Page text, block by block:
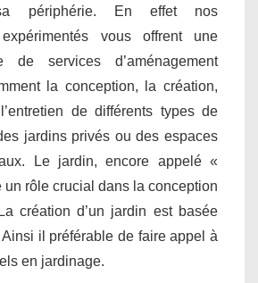
périphérie. En effet nos
expérimentés vous offrent une
de services d’aménagement
la conception, la création,
de différents types de
jardins privés ou des espaces
Le jardin, encore appelé «
un rôle crucial dans la conception
création d’un jardin est basée
il préférable de faire appel à
en jardinage.